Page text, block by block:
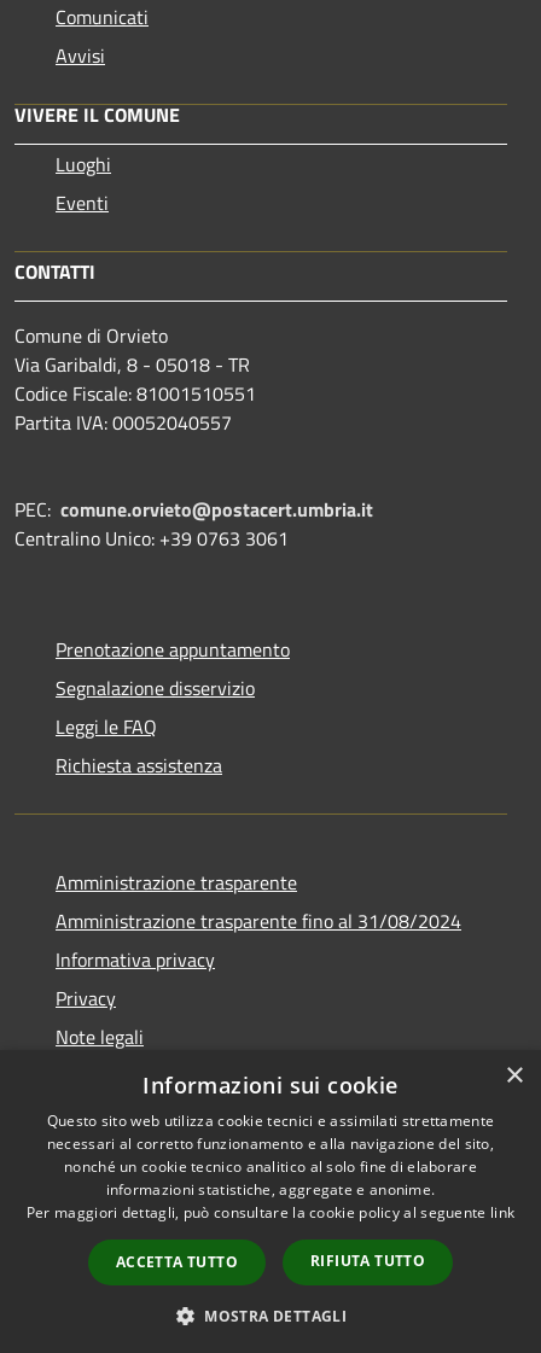
Comunicati
Avvisi
VIVERE IL COMUNE
Luoghi
Eventi
CONTATTI
Comune di Orvieto
Via Garibaldi, 8 - 05018 - TR
Codice Fiscale: 81001510551
Partita IVA: 00052040557
PEC: comune.orvieto@postacert.umbria.it
Centralino Unico: +39 0763 3061
Prenotazione appuntamento
Segnalazione disservizio
Leggi le FAQ
Richiesta assistenza
Amministrazione trasparente
Amministrazione trasparente fino al 31/08/2024
Informativa privacy
Privacy
Note legali
Dichiarazione di accessibilità
Accessibilità
Copyright © 2026 • Comune di
Orvieto • Powered by
Municipium•
Accesso
redazione
×
Informazioni sui cookie
Questo sito web utilizza cookie tecnici e assimilati strettamente
necessari al corretto funzionamento e alla navigazione del sito,
nonché un cookie tecnico analitico al solo fine di elaborare
informazioni statistiche, aggregate e anonime.
Per maggiori dettagli, può consultare la cookie policy al seguente link
ACCETTA TUTTO RIFIUTA TUTTO
MOSTRA DETTAGLI